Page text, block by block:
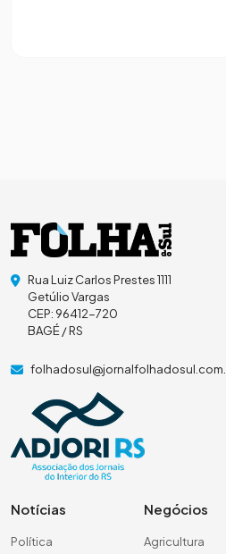
Rua Luiz Carlos Prestes 1111
Getúlio Vargas
CEP: 96412-720
BAGÉ / RS
Notícias
Política
Negócios
Agricultura